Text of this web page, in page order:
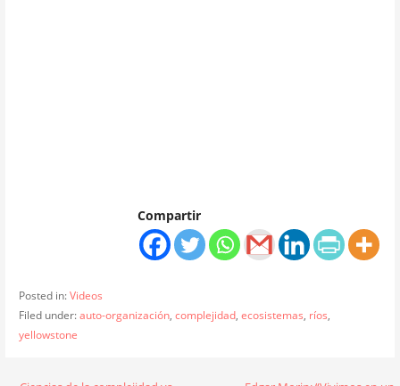
Compartir
Posted in:Videos
Filed under:auto-organización, complejidad, ecosistemas, ríos,
yellowstone